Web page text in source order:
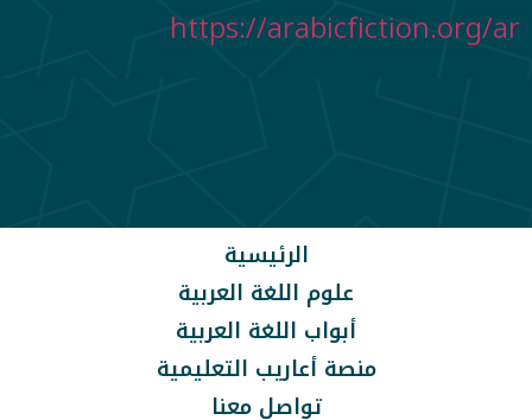
https://arabicfiction.org/ar
الرئيسية
علوم اللغة العربية
أبواب اللغة العربية
منصة أعاريب التعليمية
تواصل معنا